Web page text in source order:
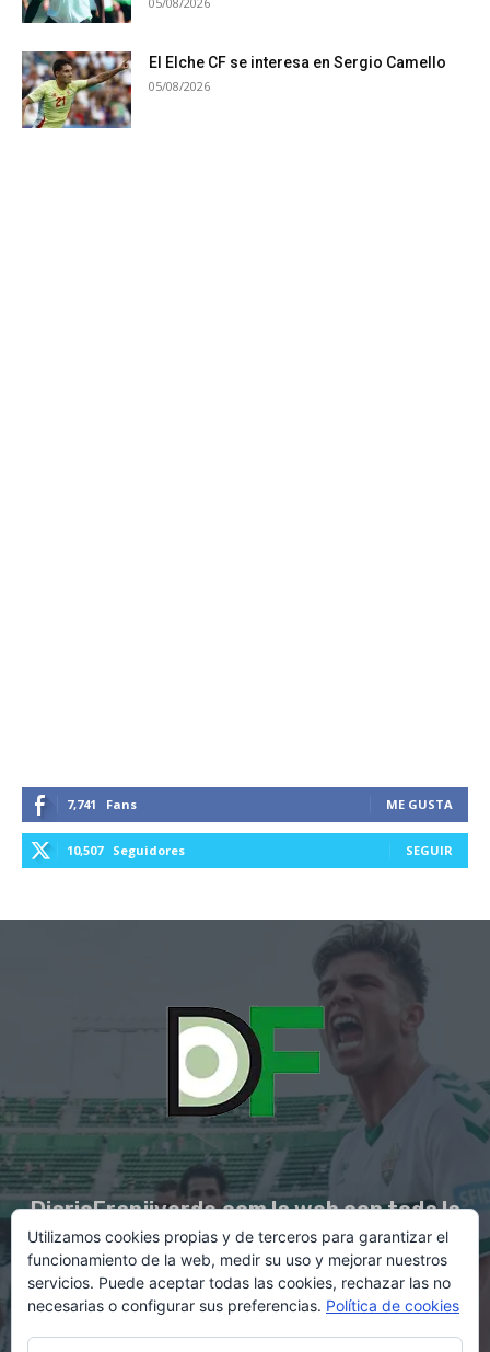
El Elche CF se interesa en Sergio Camello
05/08/2026
7,741 Fans ME GUSTA
10,507 Seguidores SEGUIR
DiarioFranjiverde.com la web con toda la
información del Elche C.F.
Contacto en:diario@franjiverde.com
Utilizamos cookies propias y de terceros para garantizar el
funcionamiento de la web, medir su uso y mejorar nuestros
servicios. Puede aceptar todas las cookies, rechazar las no
necesarias o configurar sus preferencias. Política de cookies